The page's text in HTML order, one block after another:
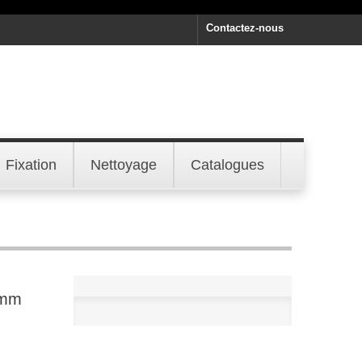
Contactez-nous
Fixation Nettoyage Catalogues